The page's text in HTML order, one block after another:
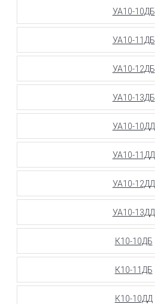
УА10-10ДБ
УА10-11ДБ
УА10-12ДБ
УА10-13ДБ
УА10-10ДД
УА10-11ДД
УА10-12ДД
УА10-13ДД
К10-10ДБ
К10-11ДБ
К10-10ДД